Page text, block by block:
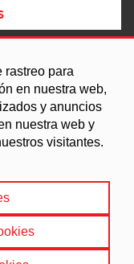
rastreo para
en nuestra web,
y anuncios
nuestra web y
visitantes.
Freila